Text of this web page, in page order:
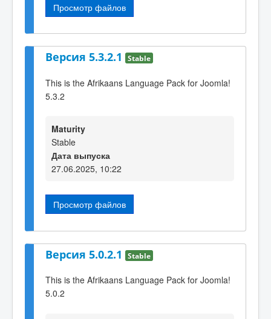
Просмотр файлов
Версия 5.3.2.1 Stable
This is the Afrikaans Language Pack for Joomla!
5.3.2
Maturity
Stable
Дата выпуска
27.06.2025, 10:22
Просмотр файлов
Версия 5.0.2.1 Stable
This is the Afrikaans Language Pack for Joomla!
5.0.2